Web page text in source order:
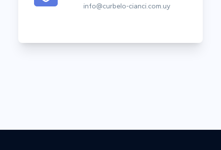
info@curbelo-cianci.com.uy